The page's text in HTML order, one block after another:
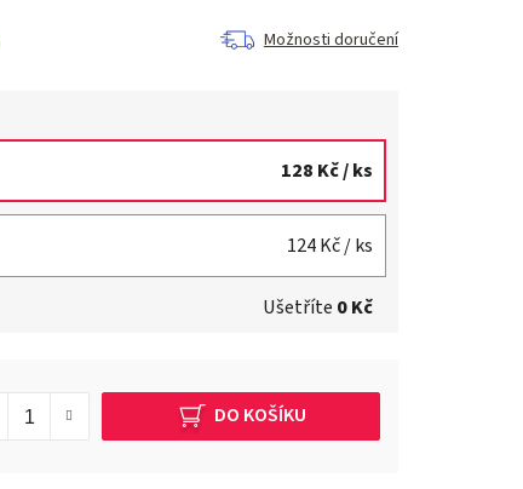
Možnosti doručení
128 Kč/ ks
124 Kč/ ks
Ušetříte 0 Kč
DO KOŠÍKU